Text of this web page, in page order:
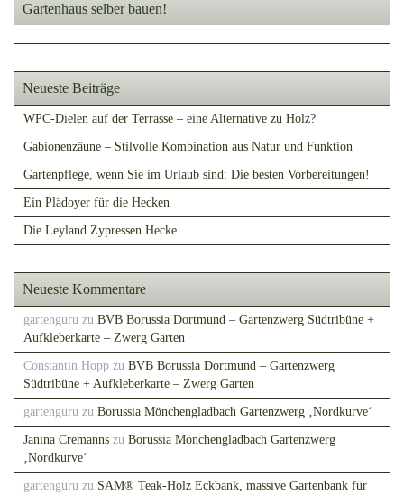
Gartenhaus selber bauen!
Neueste Beiträge
WPC-Dielen auf der Terrasse – eine Alternative zu Holz?
Gabionenzäune – Stilvolle Kombination aus Natur und Funktion
Gartenpflege, wenn Sie im Urlaub sind: Die besten Vorbereitungen!
Ein Plädoyer für die Hecken
Die Leyland Zypressen Hecke
Neueste Kommentare
gartenguru zu BVB Borussia Dortmund – Gartenzwerg Südtribüne +
Aufkleberkarte – Zwerg Garten
Constantin Hopp zu BVB Borussia Dortmund – Gartenzwerg
Südtribüne + Aufkleberkarte – Zwerg Garten
gartenguru zu Borussia Mönchengladbach Gartenzwerg ‚Nordkurve‘
Janina Cremanns zu Borussia Mönchengladbach Gartenzwerg
‚Nordkurve‘
gartenguru zu SAM® Teak-Holz Eckbank, massive Gartenbank für